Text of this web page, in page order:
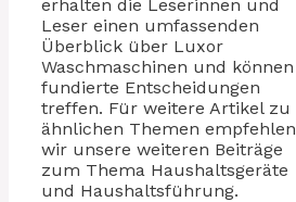
erhalten die Leserinnen und
Leser einen umfassenden
Überblick über Luxor
Waschmaschinen und können
fundierte Entscheidungen
treffen. Für weitere Artikel zu
ähnlichen Themen empfehlen
wir unsere weiteren Beiträge
zum Thema Haushaltsgeräte
und Haushaltsführung.